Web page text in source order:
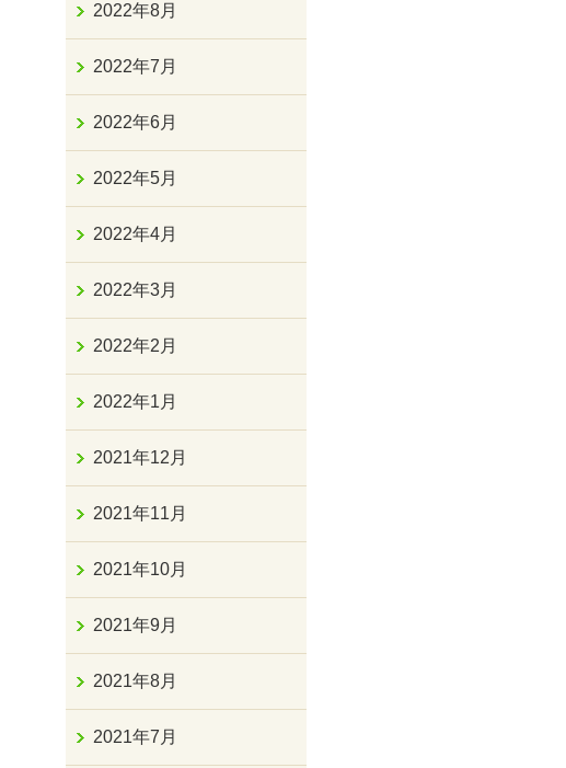
2022年8月
2022年7月
2022年6月
2022年5月
2022年4月
2022年3月
2022年2月
2022年1月
2021年12月
2021年11月
2021年10月
2021年9月
2021年8月
2021年7月